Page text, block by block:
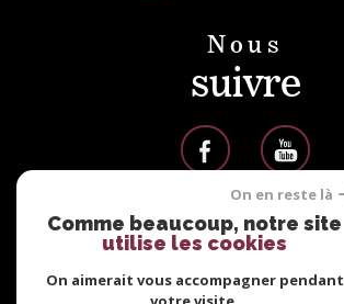
Nous
suivre
Nous
adhérons
On en reste là
Comme beaucoup, notre site
utilise les cookies
On aimerait vous accompagner pendant